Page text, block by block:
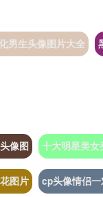
男生头像图片大全
像图 十大明星美女
图片 cp头像情侣